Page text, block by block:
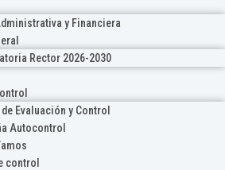
y Financiera
Rector 2026-2030
Evaluación y Control
Autocontrol
control